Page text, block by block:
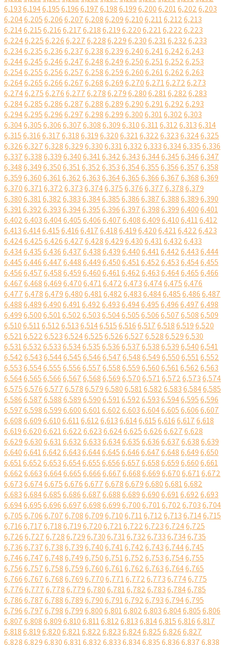
6,1936,1946,1956,1966,1976,1986,1996,2006,2016,2026,203
6,2046,2056,2066,2076,2086,2096,2106,2116,2126,213
6,2146,2156,2166,2176,2186,2196,2206,2216,2226,223
6,2246,2256,2266,2276,2286,2296,2306,2316,2326,233
6,2346,2356,2366,2376,2386,2396,2406,2416,2426,243
6,2446,2456,2466,2476,2486,2496,2506,2516,2526,253
6,2546,2556,2566,2576,2586,2596,2606,2616,2626,263
6,2646,2656,2666,2676,2686,2696,2706,2716,2726,273
6,2746,2756,2766,2776,2786,2796,2806,2816,2826,283
6,2846,2856,2866,2876,2886,2896,2906,2916,2926,293
6,2946,2956,2966,2976,2986,2996,3006,3016,3026,303
6,3046,3056,3066,3076,3086,3096,3106,3116,3126,3136,314
6,3156,3166,3176,3186,3196,3206,3216,3226,3236,3246,325
6,3266,3276,3286,3296,3306,3316,3326,3336,3346,3356,336
6,3376,3386,3396,3406,3416,3426,3436,3446,3456,3466,347
6,3486,3496,3506,3516,3526,3536,3546,3556,3566,3576,358
6,3596,3606,3616,3626,3636,3646,3656,3666,3676,3686,369
6,3706,3716,3726,3736,3746,3756,3766,3776,3786,379
6,3806,3816,3826,3836,3846,3856,3866,3876,3886,3896,390
6,3916,3926,3936,3946,3956,3966,3976,3986,3996,4006,401
6,4026,4036,4046,4056,4066,4076,4086,4096,4106,4116,412
6,4136,4146,4156,4166,4176,4186,4196,4206,4216,4226,423
6,4246,4256,4266,4276,4286,4296,4306,4316,4326,433
6,4346,4356,4366,4376,4386,4396,4406,4416,4426,4436,444
6,4456,4466,4476,4486,4496,4506,4516,4526,4536,4546,455
6,4566,4576,4586,4596,4606,4616,4626,4636,4646,4656,466
6,4676,4686,4696,4706,4716,4726,4736,4746,4756,476
6,4776,4786,4796,4806,4816,4826,4836,4846,4856,4866,487
6,4886,4896,4906,4916,4926,4936,4946,4956,4966,4976,498
6,4996,5006,5016,5026,5036,5046,5056,5066,5076,5086,509
6,5106,5116,5126,5136,5146,5156,5166,5176,5186,5196,520
6,5216,5226,5236,5246,5256,5266,5276,5286,5296,530
6,5316,5326,5336,5346,5356,5366,5376,5386,5396,5406,541
6,5426,5436,5446,5456,5466,5476,5486,5496,5506,5516,552
6,5536,5546,5556,5566,5576,5586,5596,5606,5616,5626,563
6,5646,5656,5666,5676,5686,5696,5706,5716,5726,5736,574
6,5756,5766,5776,5786,5796,5806,5816,5826,5836,5846,585
6,5866,5876,5886,5896,5906,5916,5926,5936,5946,5956,596
6,5976,5986,5996,6006,6016,6026,6036,6046,6056,6066,607
6,6086,6096,6106,6116,6126,6136,6146,6156,6166,6176,618
6,6196,6206,6216,6226,6236,6246,6256,6266,6276,628
6,6296,6306,6316,6326,6336,6346,6356,6366,6376,6386,639
6,6406,6416,6426,6436,6446,6456,6466,6476,6486,6496,650
6,6516,6526,6536,6546,6556,6566,6576,6586,6596,6606,661
6,6626,6636,6646,6656,6666,6676,6686,6696,6706,6716,672
6,6736,6746,6756,6766,6776,6786,6796,6806,6816,682
6,6836,6846,6856,6866,6876,6886,6896,6906,6916,6926,693
6,6946,6956,6966,6976,6986,6996,7006,7016,7026,7036,704
6,7056,7066,7076,7086,7096,7106,7116,7126,7136,7146,715
6,7166,7176,7186,7196,7206,7216,7226,7236,7246,725
6,7266,7276,7286,7296,7306,7316,7326,7336,7346,735
6,7366,7376,7386,7396,7406,7416,7426,7436,7446,745
6,7466,7476,7486,7496,7506,7516,7526,7536,7546,755
6,7566,7576,7586,7596,7606,7616,7626,7636,7646,765
6,7666,7676,7686,7696,7706,7716,7726,7736,7746,775
6,7766,7776,7786,7796,7806,7816,7826,7836,7846,785
6,7866,7876,7886,7896,7906,7916,7926,7936,7946,795
6,7966,7976,7986,7996,8006,8016,8026,8036,8046,8056,806
6,8076,8086,8096,8106,8116,8126,8136,8146,8156,8166,817
6,8186,8196,8206,8216,8226,8236,8246,8256,8266,827
6,8286,8296,8306,8316,8326,8336,8346,8356,8366,8376,838